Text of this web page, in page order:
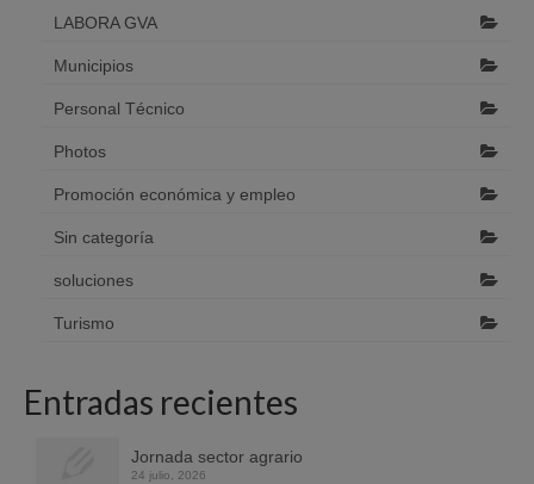
LABORA GVA
Municipios
Personal Técnico
Photos
Promoción económica y empleo
Sin categoría
soluciones
Turismo
Entradas recientes
Jornada sector agrario
24 julio, 2026